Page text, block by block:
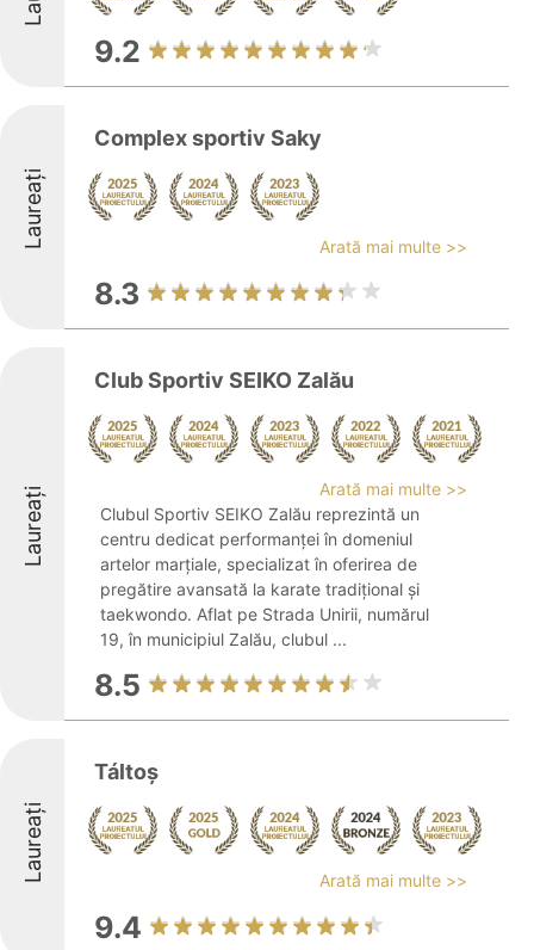
9.2
Laureați
Complex sportiv Saky
Arată mai multe >>
8.3
Laureați
Club Sportiv SEIKO Zalău
Arată mai multe >>
Clubul Sportiv SEIKO Zalău reprezintă un
centru dedicat performanței în domeniul
artelor marțiale, specializat în oferirea de
pregătire avansată la karate tradițional și
taekwondo. Aflat pe Strada Unirii, numărul
19, în municipiul Zalău, clubul ...
8.5
Laureați
Táltoș
Arată mai multe >>
9.4